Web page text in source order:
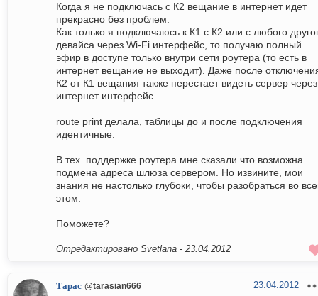
Когда я не подключась с К2 вещание в интернет идет
прекрасно без проблем.
Как только я подключаюсь к К1 с К2 или с любого
девайса через Wi-Fi интерфейс, то получаю полный
эфир в доступе только внутри сети роутера (то есть в
интернет вещание не выходит). Даже после
К2 от К1 вещания также перестает видеть сервер через
интернет интерфейс.
route print делала, таблицы до и после подключения
идентичные.
В тех. поддержке роутера мне сказали что возможна
подмена адреса шлюза сервером. Но извините, мои
знания не настолько глубоки, чтобы разобраться во
этом.
Поможете?
Отредактировано Svetlana - 23.04.2012
Тарас @tarasian666 23.04.2012